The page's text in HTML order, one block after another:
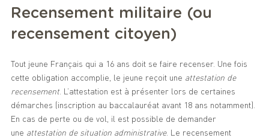
Recensement militaire (ou
recensement citoyen)
Tout jeune Français qui a 16 ans doit se faire recenser. Une fois
cette obligation accomplie, le jeune reçoit une attestation de
recensement. L’attestation est à présenter lors de certaines
démarches (inscription au baccalauréat avant 18 ans notamment).
En cas de perte ou de vol, il est possible de demander
une attestation de situation administrative. Le recensement